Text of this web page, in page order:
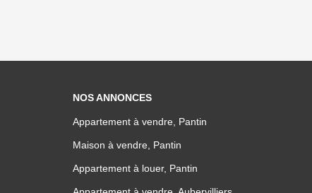
NOS ANNONCES
Appartement à vendre, Pantin
Maison à vendre, Pantin
Appartement à louer, Pantin